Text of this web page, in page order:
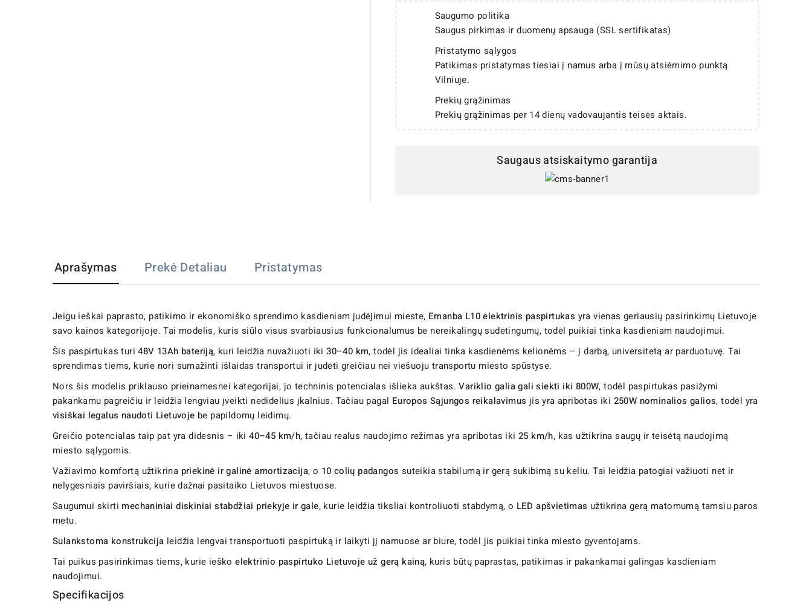
Saugumo politika
Saugus pirkimas ir duomenų apsauga (SSL sertifikatas)
Pristatymo sąlygos
Patikimas pristatymas tiesiai į namus arba į mūsų atsiėmimo punktą
Vilniuje.
Prekių grąžinimas
Prekių grąžinimas per 14 dienų vadovaujantis teisės aktais.
Saugaus atsiskaitymo garantija
Aprašymas Prekė Detaliau Pristatymas
Jeigu ieškai paprasto, patikimo ir ekonomiško sprendimo kasdieniam judėjimui mieste, Emanba L10 elektrinis paspirtukas yra vienas geriausių pasirinkimų Lietuvoje
savo kainos kategorijoje. Tai modelis, kuris siūlo visus svarbiausius funkcionalumus be nereikalingų sudėtingumų, todėl puikiai tinka kasdieniam naudojimui.
Šis paspirtukas turi48V 13Ah bateriją, kuri leidžia nuvažiuoti iki30–40 km, todėl jis idealiai tinka kasdienėms kelionėms – į darbą, universitetą ar parduotuvę. Tai
sprendimas tiems, kurie nori sumažinti išlaidas transportui ir judėti greičiau nei viešuoju transportu miesto spūstyse.
Nors šis modelis priklauso prieinamesnei kategorijai, jo techninis potencialas išlieka aukštas.Variklio galia gali siekti iki 800W, todėl paspirtukas pasižymi
pakankamu pagreičiu ir leidžia lengviau įveikti nedidelius įkalnius. Tačiau pagal Europos Sąjungos reikalavimus jis yra apribotas iki 250W nominalios galios, todėl yra
visiškai legalus naudoti Lietuvoje be papildomų leidimų.
Greičio potencialas taip pat yra didesnis – iki40–45 km/h, tačiau realus naudojimo režimas yra apribotas iki25 km/h, kas užtikrina saugų ir teisėtą naudojimą
miesto sąlygomis.
Važiavimo komfortą užtikrina priekinė ir galinė amortizacija, o 10 colių padangos suteikia stabilumą ir gerą sukibimą su keliu. Tai leidžia patogiai važiuoti net ir
nelygesniais paviršiais, kurie dažnai pasitaiko Lietuvos miestuose.
Saugumui skirti mechaniniai diskiniai stabdžiai priekyje ir gale, kurie leidžia tiksliai kontroliuoti stabdymą, o LED apšvietimas užtikrina gerą matomumą tamsiu paros
metu.
Sulankstoma konstrukcija leidžia lengvai transportuoti paspirtuką ir laikyti jį namuose ar biure, todėl jis puikiai tinka miesto gyventojams.
Tai puikus pasirinkimas tiems, kurie ieškoelektrinio paspirtuko Lietuvoje už gerą kainą, kuris būtų paprastas, patikimas ir pakankamai galingas kasdieniam
naudojimui.
Specifikacijos